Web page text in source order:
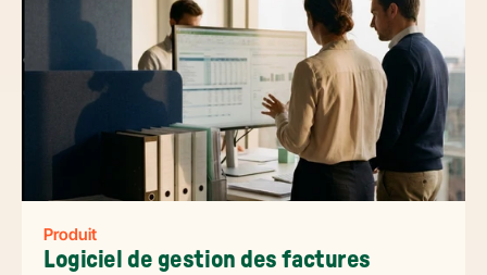
Produit
Logiciel de gestion des factures